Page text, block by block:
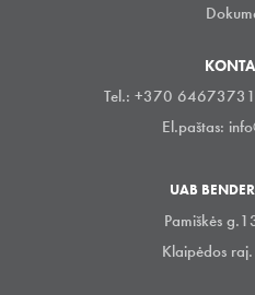
Tel.: +370
El.paštas:
UAB
Pamiškės
Klaipėdos